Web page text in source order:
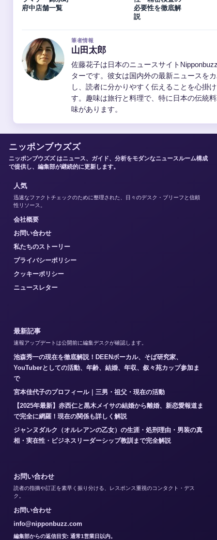
府中店舗一覧
必要性を徹底解
説
筆者情報
山田太郎
佐藤花子は日本のニュースサイト
ターです。彼女は国内外の最新ニュースを
し、読者に分かりやすく伝えることを心掛
す。趣味は旅行と料理で、特に日本の伝統
味があります。
ニッポンブウズズ
ニッポンブウズズ はニュース、ガイド、分析をモダンなニュースルーム構成
で提供し、編集部が継続的に更新します。
人気
迅速なファクトチェックのために整理された、日々のデスク・ブリーフと信頼
性リソース。
会社概要
お問い合わせ
私たちのストーリー
プライバシーポリシー
クッキーポリシー
ニュースレター
最新記事
速報アップデートは公開前に編集デスクが確認します。
池森秀一の現在を徹底解説！DEENボーカル、そば研究家、
YouTuberとしての活動、年齢、結婚、年収、叙々苑カップ参加ま
で
宮本佳代子のプロフィール｜三男・祖父・現在の活動
【2025年最新】赤西仁と黒木メイサの結婚から離婚、新恋愛報道ま
で完全に網羅！現在の関係も詳しく解説
ジャンヌダルク（オルレアンの乙女）の生涯・処刑理由・男装の真
相・実在性・ビジネスリーダーシップ教訓まで完全解説
お問い合わせ
読者の指摘や訂正を素早く振り分ける、レスポンス重視のコンタクト・デス
ク。
お問い合わせ
info@nipponbuzz.com
編集部からの返信目安: 通常1営業日以内。